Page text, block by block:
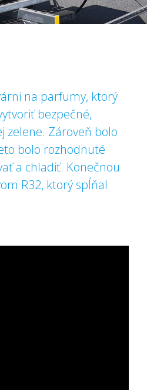
na parfumy, ktorý
bezpečné,
zelene. Zároveň bolo
bolo rozhodnuté
a chladiť. Konečnou
R32, ktorý spĺňal